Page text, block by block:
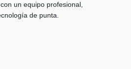
un equipo profesional,
de punta.